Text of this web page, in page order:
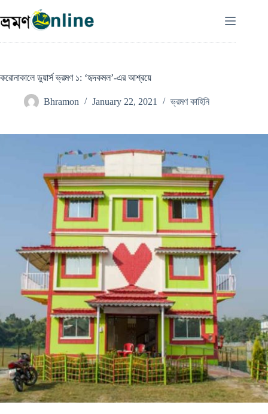
to
content
করোনাকালে ডুয়ার্স ভ্রমণ ১: ‘হৃদকমল’-এর আশ্রয়ে
Bhramon January 22, 2021 ভ্রমণ কাহিনি